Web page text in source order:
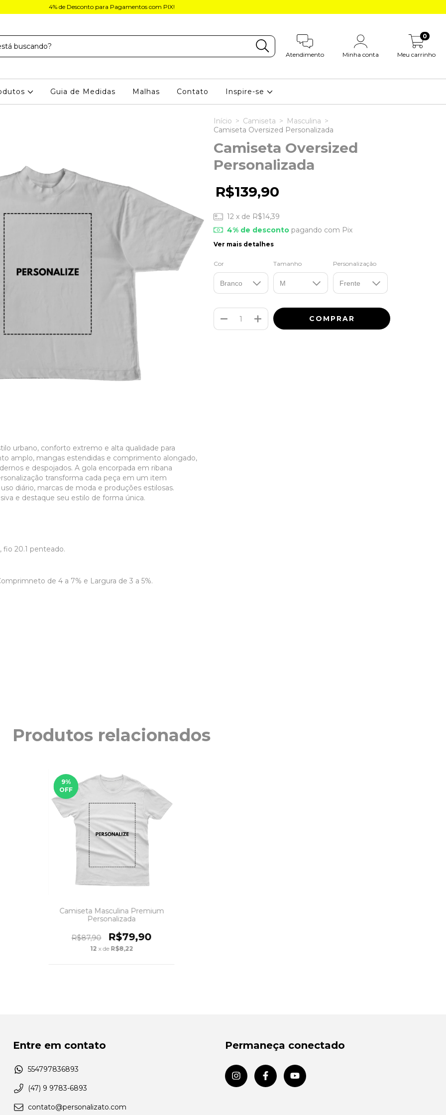
4% de Desconto para Pagamentos com PIX!
Atendimento Minha conta Meu carrinho
0
Guia de Medidas Malhas Contato Inspire-se
urbano, conforto extremo e alta qualidade para
amplo, mangas estendidas e comprimento alongado,
e despojados. A gola encorpada em ribana
transforma cada peça em um item
diário, marcas de moda e produções estilosas.
e destaque seu estilo de forma única.
fio 20.1 penteado.
de 4 a 7% e Largura de 3 a 5%.
Início > Camiseta > Masculina >
Camiseta Oversized Personalizada
Camiseta Oversized
Personalizada
R$139,90
12 x de R$14,39
4% de descontopagando com Pix
Ver mais detalhes
Cor Tamanho Personalização
Produtos relacionados
9%
OFF
Camiseta Masculina Premium
Personalizada
R$87,90 R$79,90
12 x de R$8,22
Entre em contato
554797836893
(47) 9 9783-6893
contato@personalizato.com
Permaneça conectado